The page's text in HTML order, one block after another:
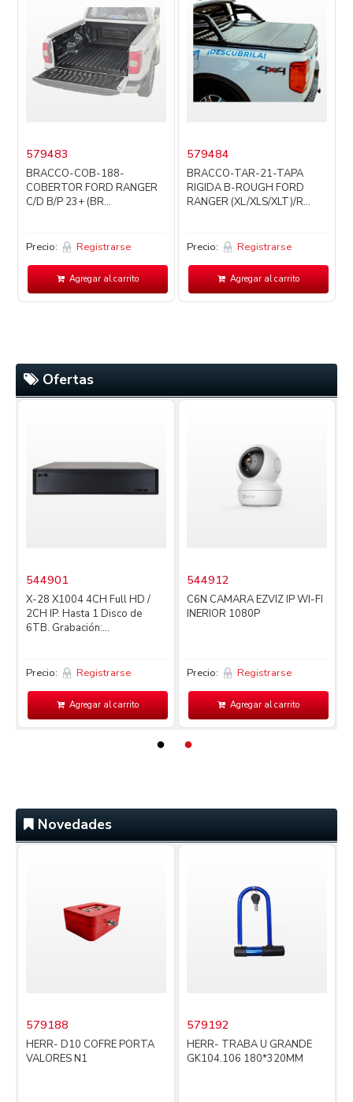
579483
BRACCO-COB-188-
COBERTOR FORD RANGER
C/D B/P 23+ (BR...
Precio: Registrarse
Agregar al carrito
579484
BRACCO-TAR-21-TAPA
RIGIDA B-ROUGH FORD
RANGER (XL/XLS/XLT)/R...
Precio: Registrarse
Agregar al carrito
Ofertas
544901
X-28 X1004 4CH Full HD /
2CH IP. Hasta 1 Disco de
6TB. Grabación:...
Precio: Registrarse
Agregar al carrito
544912
C6N CAMARA EZVIZ IP WI-FI
INERIOR 1080P
Precio: Registrarse
Agregar al carrito
Novedades
579188
HERR- D10 COFRE PORTA
VALORES N1
579192
HERR- TRABA U GRANDE
GK104.106 180*320MM